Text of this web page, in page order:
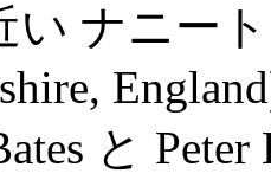
い ナニート
と